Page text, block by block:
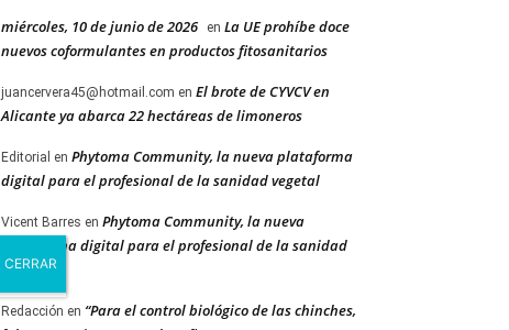
miércoles, 10 de junio de 2026 en La UE prohíbe doce
nuevos coformulantes en productos fitosanitarios
juancervera45@hotmail.com en El brote de CYVCV en
Alicante ya abarca 22 hectáreas de limoneros
Editorial en Phytoma Community, la nueva plataforma
digital para el profesional de la sanidad vegetal
Vicent Barres en Phytoma Community, la nueva
plataforma digital para el profesional de la sanidad
vegetal
Redacción en “Para el control biológico de las chinches,